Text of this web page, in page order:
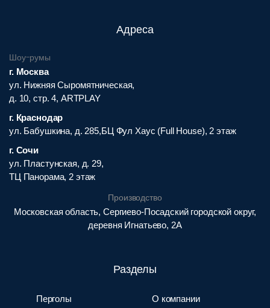
Разделы
Перголы О компании
Адреса
Шоу-румы
г. Москва
ул. Нижняя Сыромятническая,
д. 10, стр. 4, ARTPLAY
г. Краснодар
ул. Бабушкина, д. 285,БЦ Фул Хаус (Full House), 2 этаж
г. Сочи
ул. Пластунская, д. 29,
ТЦ Панорама, 2 этаж
Производство
Московская область, Сергиево-Посадский городской округ,
деревня Игнатьево, 2А